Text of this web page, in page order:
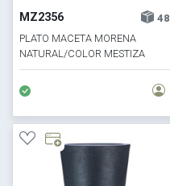
MZ2356
48
PLATO MACETA MORENA
NATURAL/COLOR MESTIZA
D16.5CM